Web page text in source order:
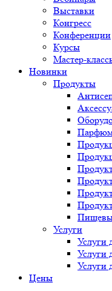
Выставки
Конгресс
Конференции
Курсы
Мастер-
Новинки
Продукты
Услуги
Услуги
Услуги
Услуги
Цены